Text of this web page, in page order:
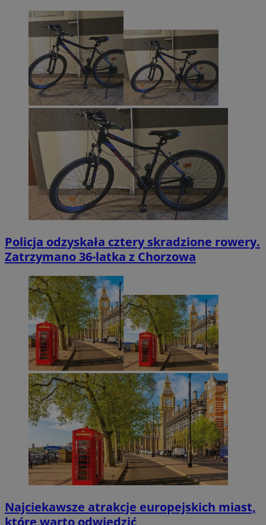
Policja odzyskała cztery skradzione rowery.
Zatrzymano 36-latka z Chorzowa
Najciekawsze atrakcje europejskich miast,
które warto odwiedzić